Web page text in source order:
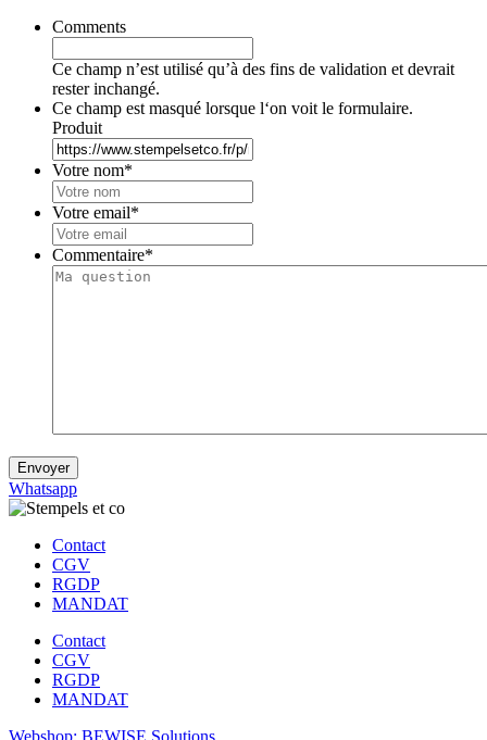
Comments
Ce champ n’est utilisé qu’à des fins de validation et devrait
rester inchangé.
Ce champ est masqué lorsque l‘on voit le formulaire.
Produit
Votre nom*
Votre email*
Commentaire*
Envoyer
Whatsapp
Contact
CGV
RGDP
MANDAT
Contact
CGV
RGDP
MANDAT